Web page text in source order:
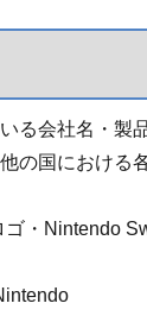
る会社名・製
の国における
・Nintendo